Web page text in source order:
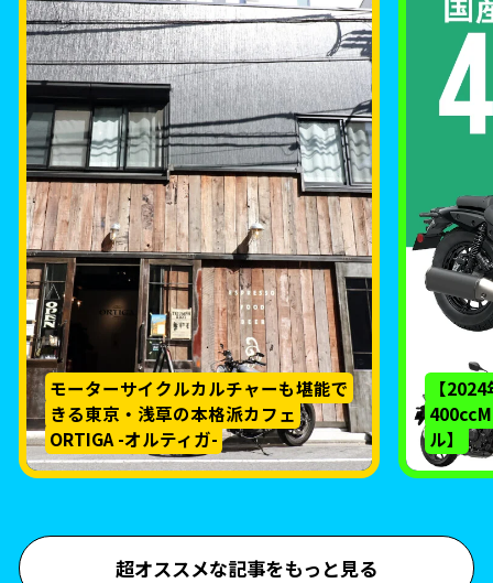
モーターサイクルカルチャーも堪能で
きる東京・浅草の本格派カフェ
ORTIGA -オルティガ-
【
ル】
超オススメな記事をもっと見る